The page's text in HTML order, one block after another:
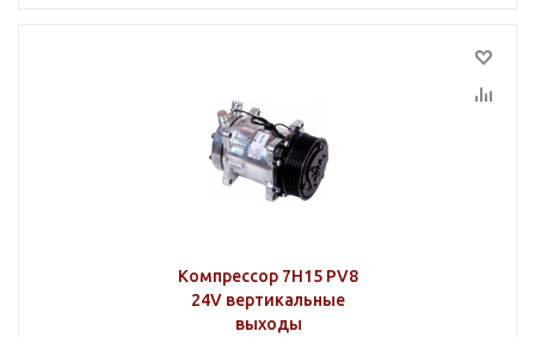
Компрессор 7H15 PV8
24V вертикальные
выходы